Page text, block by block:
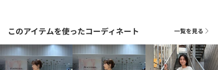
お願いいたします。
※濃色製品は、色移りすることがありますので、他の物と分けて
洗濯してください。
このアイテムを使ったコーディネート 一覧を見る